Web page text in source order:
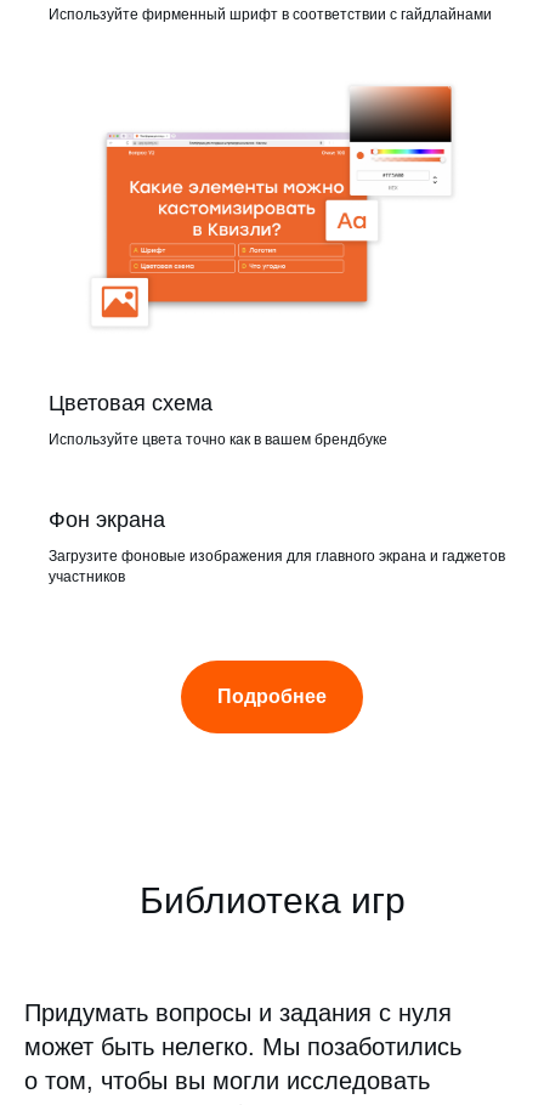
Используйте фирменный шрифт в соответствии с гайдлайнами
Цветовая схема
Используйте цвета точно как в вашем брендбуке
Фон экрана
Загрузите фоновые изображения для главного экрана и гаджетов
участников
Подробнее
Библиотека игр
Придумать вопросы и задания с нуля
может быть нелегко. Мы позаботились
о том, чтобы вы могли исследовать